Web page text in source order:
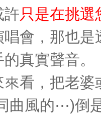
許只是在挑
會，那也
真實聲音。
看，把老
曲風的⋯)倒